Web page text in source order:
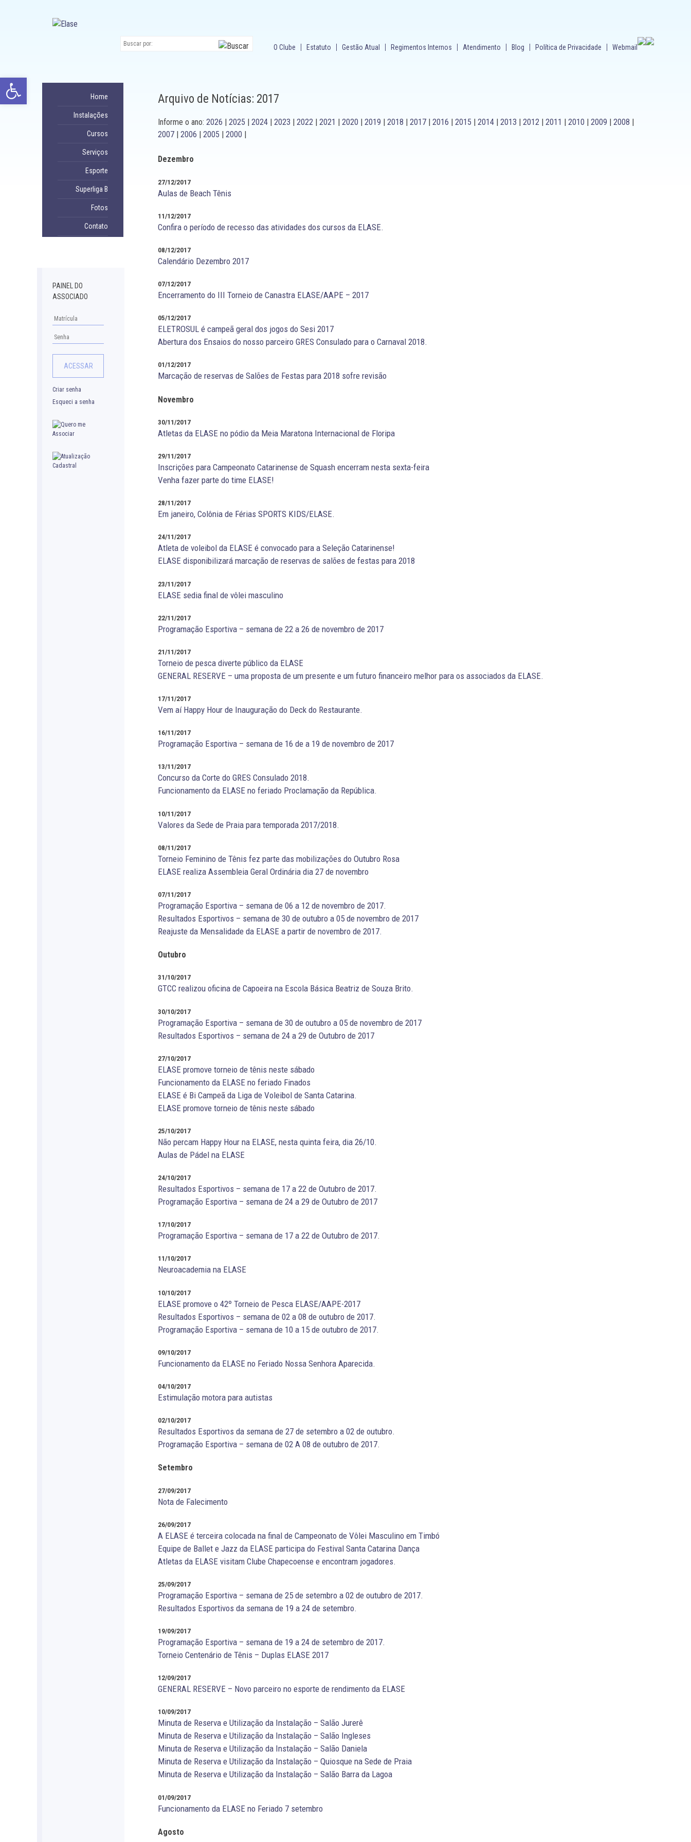
O Clube Estatuto Gestão Atual Regimentos Internos Atendimento Blog Política de Privacidade Webmail
Arquivo de Notícias: 2017
Informe o ano: 2026 2025 2024 2023 2022 2021 2020 2019 2018 2017 2016 2015 2014 2013 2012 2011 2010 2009 2008
2007
2006 2005 2000
Dezembro
27/12/2017
Aulas de Beach Tênis
11/12/2017
Confira o período de recesso das atividades dos cursos da ELASE.
08/12/2017
Calendário Dezembro 2017
07/12/2017
Encerramento do III Torneio de Canastra ELASE/AAPE – 2017
05/12/2017
ELETROSUL é campeã geral dos jogos do Sesi 2017
Abertura dos Ensaios do nosso parceiro GRES Consulado para o Carnaval 2018.
01/12/2017
Marcação de reservas de Salões de Festas para 2018 sofre revisão
Novembro
30/11/2017
Atletas da ELASE no pódio da Meia Maratona Internacional de Floripa
29/11/2017
Inscrições para Campeonato Catarinense de Squash encerram nesta sexta-feira
Venha fazer parte do time ELASE!
28/11/2017
Em janeiro, Colônia de Férias SPORTS KIDS/ELASE.
24/11/2017
Atleta de voleibol da ELASE é convocado para a Seleção Catarinense!
ELASE disponibilizará marcação de reservas de salões de festas para 2018
23/11/2017
ELASE sedia final de vôlei masculino
22/11/2017
Programação Esportiva – semana de 22 a 26 de novembro de 2017
21/11/2017
Torneio de pesca diverte público da ELASE
GENERAL RESERVE – uma proposta de um presente e um futuro financeiro melhor para os associados da ELASE.
17/11/2017
Vem aí Happy Hour de Inauguração do Deck do Restaurante.
16/11/2017
Programação Esportiva – semana de 16 de a 19 de novembro de 2017
13/11/2017
Concurso da Corte do GRES Consulado 2018.
Funcionamento da ELASE no feriado Proclamação da República.
10/11/2017
Valores da Sede de Praia para temporada 2017/2018.
08/11/2017
Torneio Feminino de Tênis fez parte das mobilizações do Outubro Rosa
ELASE realiza Assembleia Geral Ordinária dia 27 de novembro
07/11/2017
Programação Esportiva – semana de 06 a 12 de novembro de 2017.
Resultados Esportivos – semana de 30 de outubro a 05 de novembro de 2017
Reajuste da Mensalidade da ELASE a partir de novembro de 2017.
Outubro
31/10/2017
GTCC realizou oficina de Capoeira na Escola Básica Beatriz de Souza Brito.
30/10/2017
Programação Esportiva – semana de 30 de outubro a 05 de novembro de 2017
Resultados Esportivos – semana de 24 a 29 de Outubro de 2017
27/10/2017
ELASE promove torneio de tênis neste sábado
Funcionamento da ELASE no feriado Finados
ELASE é Bi Campeã da Liga de Voleibol de Santa Catarina.
ELASE promove torneio de tênis neste sábado
25/10/2017
Não percam Happy Hour na ELASE, nesta quinta feira, dia 26/10.
Aulas de Pádel na ELASE
24/10/2017
Resultados Esportivos – semana de 17 a 22 de Outubro de 2017.
Programação Esportiva – semana de 24 a 29 de Outubro de 2017
17/10/2017
Programação Esportiva – semana de 17 a 22 de Outubro de 2017.
11/10/2017
Neuroacademia na ELASE
10/10/2017
ELASE promove o 42º Torneio de Pesca ELASE/AAPE-2017
Resultados Esportivos – semana de 02 a 08 de outubro de 2017.
Programação Esportiva – semana de 10 a 15 de outubro de 2017.
09/10/2017
Funcionamento da ELASE no Feriado Nossa Senhora Aparecida.
04/10/2017
Estimulação motora para autistas
02/10/2017
Resultados Esportivos da semana de 27 de setembro a 02 de outubro.
Programação Esportiva – semana de 02 A 08 de outubro de 2017.
Setembro
27/09/2017
Nota de Falecimento
26/09/2017
A ELASE é terceira colocada na final de Campeonato de Vôlei Masculino em Timbó
Equipe de Ballet e Jazz da ELASE participa do Festival Santa Catarina Dança
Atletas da ELASE visitam Clube Chapecoense e encontram jogadores.
25/09/2017
Programação Esportiva – semana de 25 de setembro a 02 de outubro de 2017.
Resultados Esportivos da semana de 19 a 24 de setembro.
19/09/2017
Programação Esportiva – semana de 19 a 24 de setembro de 2017.
Torneio Centenário de Tênis – Duplas ELASE 2017
12/09/2017
GENERAL RESERVE – Novo parceiro no esporte de rendimento da ELASE
10/09/2017
Minuta de Reserva e Utilização da Instalação – Salão Jurerê
Minuta de Reserva e Utilização da Instalação – Salão Ingleses
Minuta de Reserva e Utilização da Instalação – Salão Daniela
Minuta de Reserva e Utilização da Instalação – Quiosque na Sede de Praia
Minuta de Reserva e Utilização da Instalação – Salão Barra da Lagoa
01/09/2017
Funcionamento da ELASE no Feriado 7 setembro
Agosto
Home
Instalações
Cursos
Serviços
Esporte
Superliga B
Fotos
Contato
PAINEL DO
ASSOCIADO
Criar senha
Esqueci a senha
Abrir a barra de ferramentas